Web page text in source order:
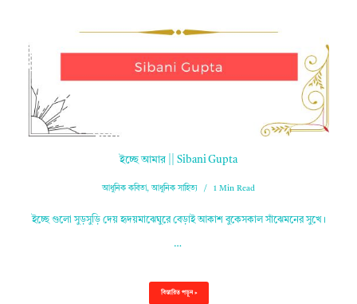
ইচ্ছে আমার || Sibani Gupta
আধুনিক কবিতা,আধুনিক সাহিত্য 1 Min Read
ইচ্ছে গুলো সুড়সুড়ি দেয় হৃদয়মাঝেঘুরে বেড়াই আকাশ বুকেসকাল সাঁঝেমনের সুখে।
…
বিস্তারিত পড়ুন »